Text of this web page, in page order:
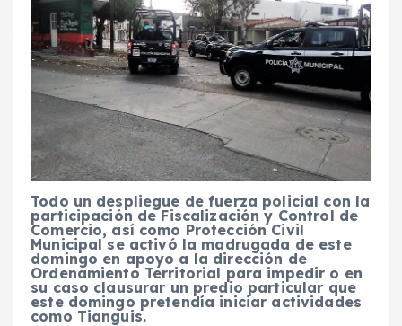
Todo un despliegue de fuerza policial con la
participación de Fiscalización y Control de
Comercio, así como Protección Civil
Municipal se activó la madrugada de este
domingo en apoyo a la dirección de
Ordenamiento Territorial para impedir o en
su caso clausurar un predio particular que
este domingo pretendía iniciar actividades
como Tianguis.